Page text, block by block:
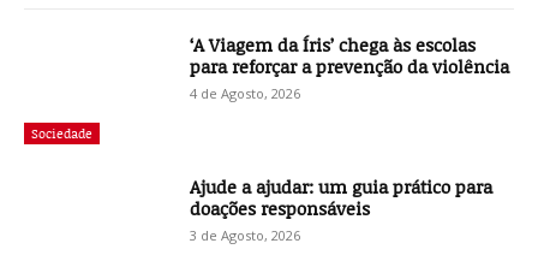
Sociedade
‘A Viagem da Íris’ chega às escolas
para reforçar a prevenção da violência
4 de Agosto, 2026
Ajude a ajudar: um guia prático para
doações responsáveis
3 de Agosto, 2026